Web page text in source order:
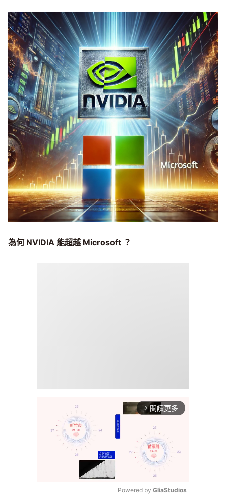
為何 NVIDIA 能超越 Microsoft ？
arrow_forward_ios 閱讀更多
Powered by GliaStudios